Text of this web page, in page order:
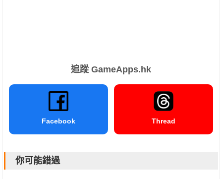
追蹤 GameApps.hk
Facebook Thread
你可能錯過